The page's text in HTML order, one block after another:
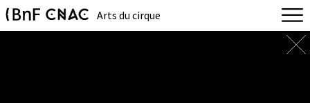
Arts du cirque